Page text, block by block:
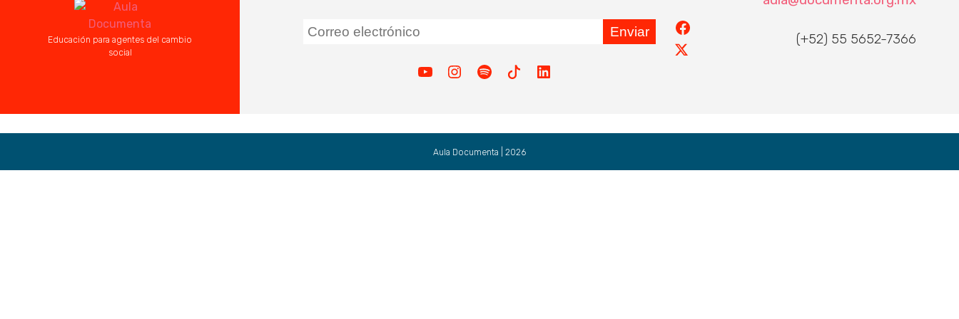
AulaEducación para agentes del cambio
social
Youtube Instagram Spotify Tiktok
(+52) 55 5652-7366
Aula Documenta | 2026